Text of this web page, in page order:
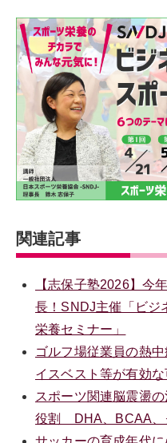
関連記事
【志保子塾2026】今
長！SNDJ主催「ビジ
栄養セミナー」
ゴルフ場従業員の熱
イスベスト等が有効
スポーツ関連脳震盪
役割 DHA、BCAA、